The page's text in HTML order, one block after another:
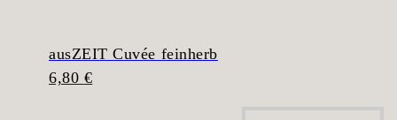
ausZEIT Cuvée feinherb
6,80 €